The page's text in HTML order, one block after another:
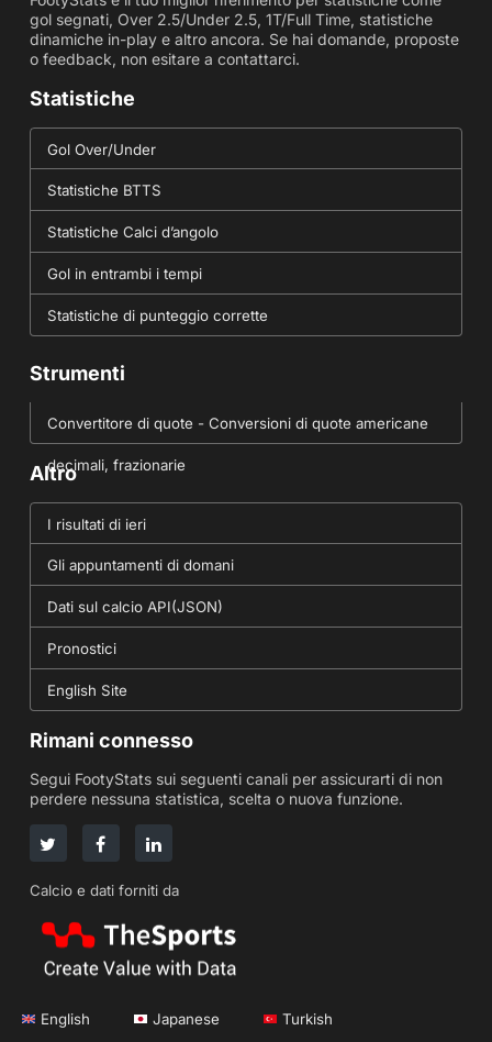
gol segnati, Over 2.5/Under 2.5, 1T/Full Time, statistiche
dinamiche in-play e altro ancora. Se hai domande, proposte
o feedback, non esitare a contattarci.
Statistiche
Gol Over/Under
Statistiche BTTS
Statistiche Calci d’angolo
Gol in entrambi i tempi
Statistiche di punteggio corrette
Strumenti
Convertitore di quote - Conversioni di quote americane
decimali, frazionarie
Altro
I risultati di ieri
Gli appuntamenti di domani
Dati sul calcio API(JSON)
Pronostici
English Site
Rimani connesso
Segui FootyStats sui seguenti canali per assicurarti di non
perdere nessuna statistica, scelta o nuova funzione.
Calcio e dati forniti da
English Japanese Turkish